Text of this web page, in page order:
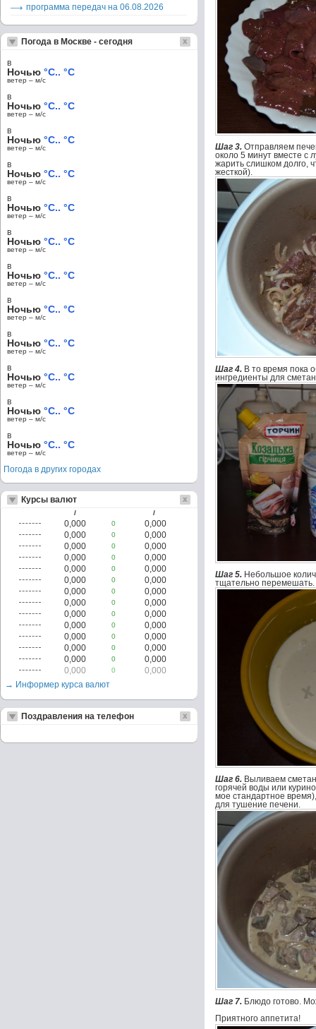
Шаг 3. Отправляем
около 5 минут вместе с
жарить слишком долго,
жесткой).
Шаг 4. В то время пока
ингредиенты для
Шаг 5. Небольшое
тщательно перемешать.
Шаг 6. Выливаем
горячей воды или
мое стандартное
для тушение печени.
Шаг 7. Блюдо готово.
Приятного аппетита!
программа передач на 06.08.2026
Погода в Москве - сегодня
в
Ночью °C.. °C
ветер – м/c
в
Ночью °C.. °C
ветер – м/c
в
Ночью °C.. °C
ветер – м/c
в
Ночью °C.. °C
ветер – м/c
в
Ночью °C.. °C
ветер – м/c
в
Ночью °C.. °C
ветер – м/c
в
Ночью °C.. °C
ветер – м/c
в
Ночью °C.. °C
ветер – м/c
в
Ночью °C.. °C
ветер – м/c
в
Ночью °C.. °C
ветер – м/c
в
Ночью °C.. °C
ветер – м/c
в
Ночью °C.. °C
ветер – м/c
Погода в других городах
Курсы валют
/ /
0,000 0
0,000
0,000
0
0,000
0,000
0
0,000
0,000
0
0,000
0,000
0
0,000
0,000
0
0,000
0,000
0
0,000
0,000
0
0,000
0,000
0
0,000
0,000
0
0,000
0,000
0
0,000
0,000
0
0,000
0,000
0
0,000
0,000
0
0,000
→ Информер курса валют
Поздравления на телефон